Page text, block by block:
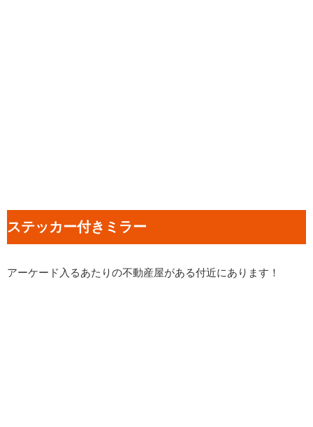
ステッカー付きミラー
アーケード入るあたりの不動産屋がある付近にあります！